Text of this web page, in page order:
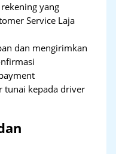
yang
Service Laja
dan mengirimkan
tunai kepada driver